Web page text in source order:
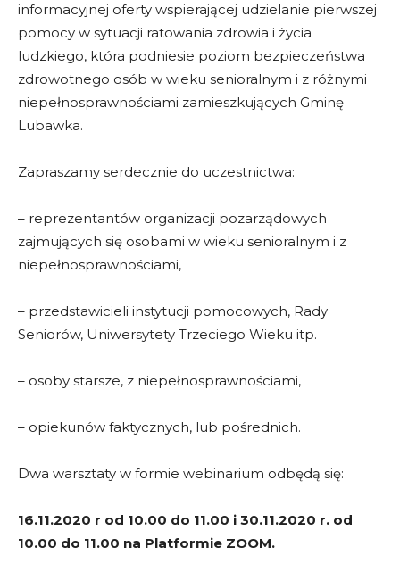
informacyjnej oferty wspierającej udzielanie pierwszej
pomocy w sytuacji ratowania zdrowia i życia
ludzkiego, która podniesie poziom bezpieczeństwa
zdrowotnego osób w wieku senioralnym i z różnymi
niepełnosprawnościami zamieszkujących Gminę
Lubawka.
Zapraszamy serdecznie do uczestnictwa:
– reprezentantów organizacji pozarządowych
zajmujących się osobami w wieku senioralnym i z
niepełnosprawnościami,
– przedstawicieli instytucji pomocowych, Rady
Seniorów, Uniwersytety Trzeciego Wieku itp.
– osoby starsze, z niepełnosprawnościami,
– opiekunów faktycznych, lub pośrednich.
Dwa warsztaty w formie webinarium odbędą się:
16.11.2020 r od 10.00 do 11.00 i 30.11.2020 r. od
10.00 do 11.00 na Platformie ZOOM.